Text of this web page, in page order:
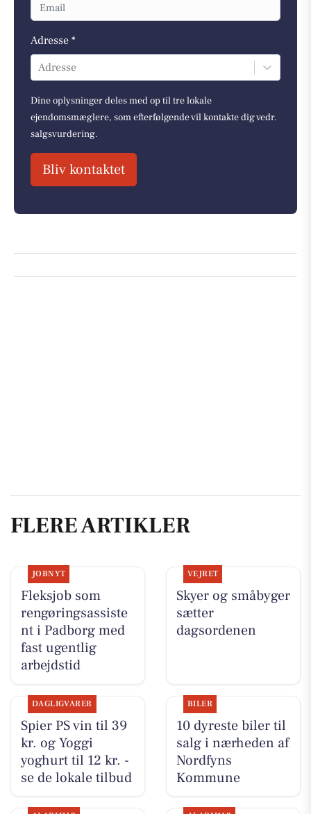
Adresse *
Adresse
Dine oplysninger deles med op til tre lokale
ejendomsmæglere, som efterfølgende vil kontakte dig vedr.
salgsvurdering.
Bliv kontaktet
FLERE ARTIKLER
JOBNYT
Fleksjob som
rengøringsassiste
nt i Padborg med
fast ugentlig
arbejdstid
VEJRET
Skyer og småbyger
sætter
dagsordenen
DAGLIGVARER
Spier PS vin til 39
kr. og Yoggi
yoghurt til 12 kr. -
se de lokale tilbud
BILER
10 dyreste biler til
salg i nærheden af
Nordfyns
Kommune